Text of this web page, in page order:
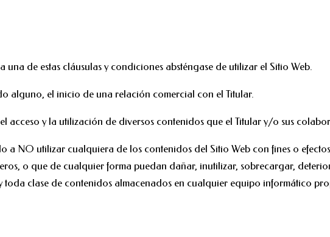
de estas cláusulas y condiciones absténgase de utilizar el Sitio Web.
alguno, el inicio de una relación comercial con el Titular.
acceso y la utilización de diversos contenidos que el Titular y/o sus
a NO utilizar cualquiera de los contenidos del Sitio Web con fines o
o que de cualquier forma puedan dañar, inutilizar, sobrecargar,
toda clase de contenidos almacenados en cualquier equipo informático